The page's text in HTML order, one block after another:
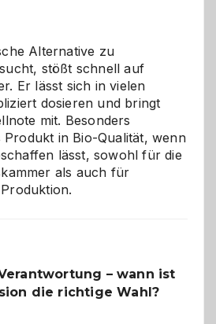
für
Hunde
im
eigenen
Zuhause
Alternative zu
stößt schnell auf
Er lässt sich in vielen
dosieren und bringt
mit. Besonders
Produkt in Bio-Qualität, wenn
lässt, sowohl für die
als auch für
– wann ist
die richtige Wahl?